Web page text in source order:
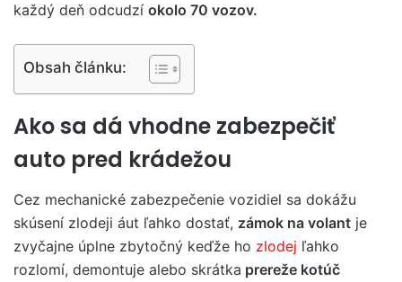
každý deň odcudzí okolo 70 vozov.
Obsah článku:
Ako sa dá vhodne zabezpečiť
auto pred krádežou
Cez mechanické zabezpečenie vozidiel sa dokážu
skúsení zlodeji áut ľahko dostať, zámok na volant je
zvyčajne úplne zbytočný keďže ho zlodej ľahko
rozlomí, demontuje alebo skrátka prereže kotúč